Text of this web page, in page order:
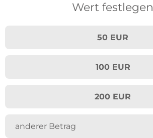
Wert festlegen
50 EUR
100 EUR
200 EUR